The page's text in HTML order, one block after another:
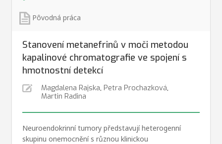
Pôvodná práca
Stanovení metanefrinů v moči metodou
kapalinové chromatografie ve spojení s
hmotnostní detekcí
Magdalena Rajska, Petra Prochazková,
Martin Radina
Neuroendokrinní tumory představují heterogenní
skupinu onemocnění s různou klinickou